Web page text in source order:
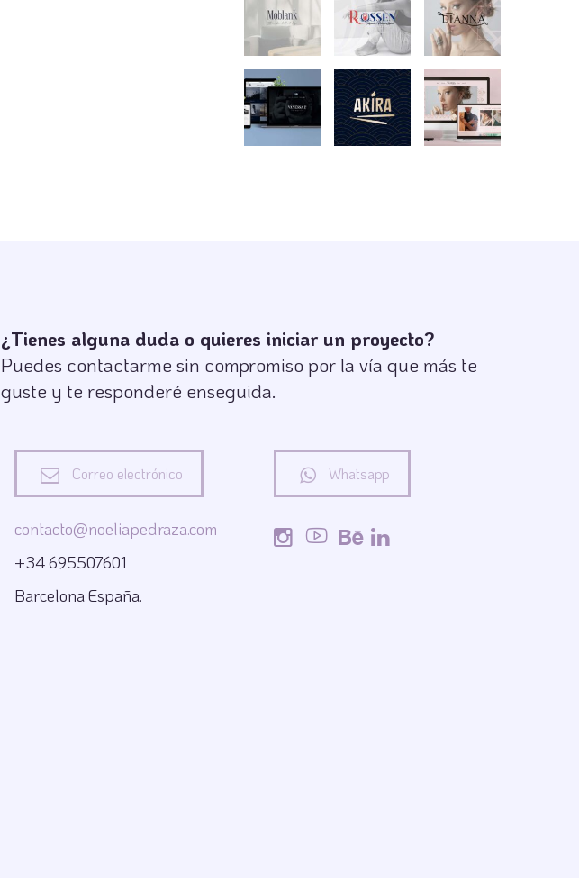
¿Tienes alguna duda o quieres iniciar un proyecto?
Puedes contactarme sin compromiso por la vía que más te
guste y te responderé enseguida.
Correo electrónico Whatsapp
contacto@noeliapedraza.com
+34 695507601
Barcelona España.